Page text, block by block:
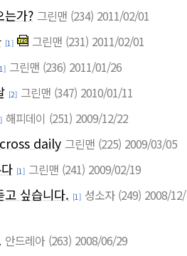
는가? 그린맨 (234) 2011/02/01
[1] 그린맨 (231) 2011/02/01
그린맨 (236) 2011/01/26
[2] 그린맨 (347) 2010/01/11
해피데이 (251) 2009/12/22
daily 그린맨 (225) 2009/03/05
[1] 그린맨 (241) 2009/02/19
고 싶습니다. [1] 성소자 (249) 2008/12/
안드레아 (263) 2008/06/29